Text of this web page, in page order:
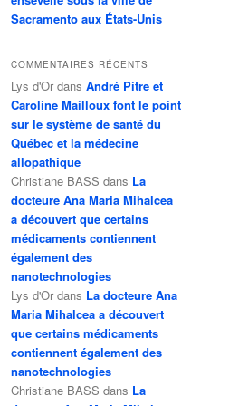
Sacramento aux États-Unis
COMMENTAIRES RÉCENTS
Lys d'Or dans André Pitre et
Caroline Mailloux font le point
sur le système de santé du
Québec et la médecine
allopathique
Christiane BASS dans La
docteure Ana Maria Mihalcea
a découvert que certains
médicaments contiennent
également des
nanotechnologies
Lys d'Or dans La docteure Ana
Maria Mihalcea a découvert
que certains médicaments
contiennent également des
nanotechnologies
Christiane BASS dans La